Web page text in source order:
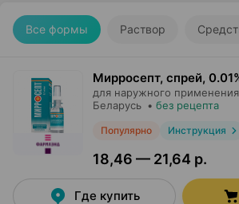
Все формы Раствор
Мирросепт, спрей,
для наружного применения,
Беларусь • без рецепта
Популярно Инструкция
18,46 — 21,64 р.
Где купить